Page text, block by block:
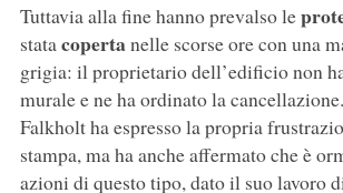
Tuttavia alla fine hanno prevalso le
statacopertanelle scorse ore con una
grigia: il proprietario dell’edificio non
murale e ne ha ordinato la
Falkholt ha espresso la propria
stampa, ma ha anche affermato che è
azioni di questo tipo, dato il suo lavoro